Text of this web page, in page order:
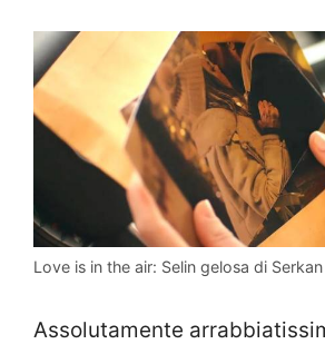
Love is in the air: Selin gelosa di
Assolutamente